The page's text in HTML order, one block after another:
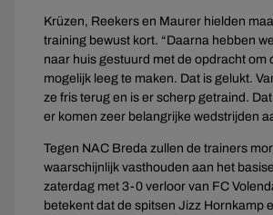
Krüzen, Reekers en Maurer hielden
training bewust kort. “Daarna hebben
naar huis gestuurd met de opdracht om
mogelijk leeg te maken. Dat is gelukt.
ze fris terug en is er scherp getraind.
er komen zeer belangrijke wedstrijden
Tegen NAC Breda zullen de trainers
waarschijnlijk vasthouden aan het
zaterdag met 3-0 verloor van FC
betekent dat de spitsen Jizz Hornkamp